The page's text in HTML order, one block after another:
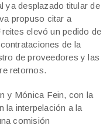
ya desplazado titular de
propuso citar a
elevó un pedido de
de la
de proveedores y las
retornos.
y Mónica Fein, con la
la interpelación a la
comisión